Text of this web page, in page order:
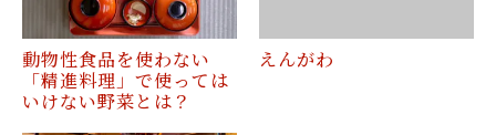
動物性食品を使わない
「精進料理」で使っては
いけない野菜とは？
えんがわ